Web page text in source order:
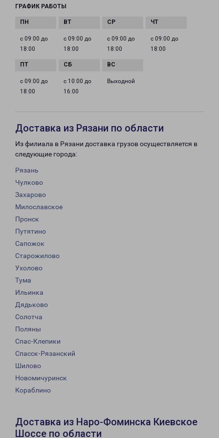
ГРАФИК РАБОТЫ
с 09:00 до
18:00
с 09:00 до
18:00
с 09:00 до
18:00
с 09:00 до
18:00
с 09:00 до
18:00
с 10:00 до
16:00
Выходной
Доставка из Рязани по области
Из филиала в Рязани доставка грузов осуществляется в
следующие города:
Рязань
Чулково
Захарово
Милославское
Пронск
Путятино
Сапожок
Старожилово
Ухолово
Тума
Ильинка
Дядьково
Солотча
Поляны
Спас-Клепики
Спасск-Рязанский
Шилово
Новомичуринск
Кораблино
Доставка из Наро-Фоминска Киевское
Шоссе по области